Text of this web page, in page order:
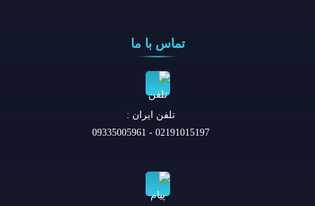
تماس با ما
تلفن ايران :
02191015197 - 09335005961